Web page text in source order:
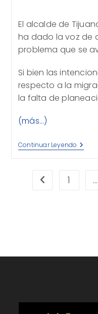
entrada:
El alcalde de
ha dado la voz de
problema que se
Si bien las
respecto a la
la falta de
(más…)
Continuar Leyendo El
Ir a la página
1 …